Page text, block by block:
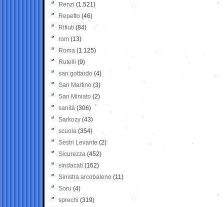
Renzi (1.521)
Repetto (46)
Rifiuti (84)
rom (13)
Roma (1.125)
Rutelli (9)
san gottardo (4)
San Martino (3)
San Miniato (2)
sanità (306)
Sarkozy (43)
scuola (354)
Sestri Levante (2)
Sicurezza (452)
sindacati (162)
Sinistra arcobaleno (11)
Soru (4)
sprechi (319)